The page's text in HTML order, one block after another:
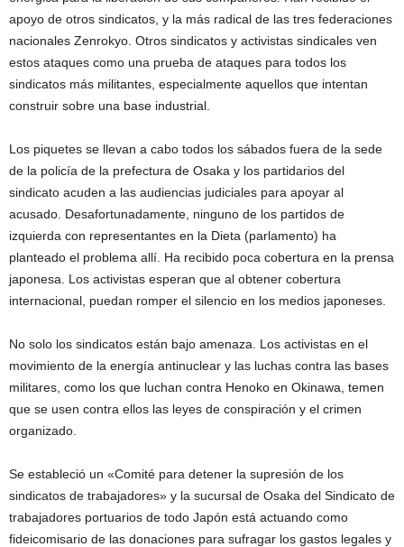
apoyo de otros sindicatos, y la más radical de las tres federaciones
nacionales Zenrokyo. Otros sindicatos y activistas sindicales ven
estos ataques como una prueba de ataques para todos los
sindicatos más militantes, especialmente aquellos que intentan
construir sobre una base industrial.
Los piquetes se llevan a cabo todos los sábados fuera de la sede
de la policía de la prefectura de Osaka y los partidarios del
sindicato acuden a las audiencias judiciales para apoyar al
acusado. Desafortunadamente, ninguno de los partidos de
izquierda con representantes en la Dieta (parlamento) ha
planteado el problema allí. Ha recibido poca cobertura en la prensa
japonesa. Los activistas esperan que al obtener cobertura
internacional, puedan romper el silencio en los medios japoneses.
No solo los sindicatos están bajo amenaza. Los activistas en el
movimiento de la energía antinuclear y las luchas contra las bases
militares, como los que luchan contra Henoko en Okinawa, temen
que se usen contra ellos las leyes de conspiración y el crimen
organizado.
Se estableció un «Comité para detener la supresión de los
sindicatos de trabajadores» y la sucursal de Osaka del Sindicato de
trabajadores portuarios de todo Japón está actuando como
fideicomisario de las donaciones para sufragar los gastos legales y